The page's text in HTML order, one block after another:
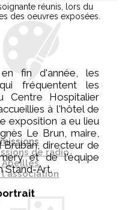
de radio
Abeilles
réunis, lors du
des oeuvres exposées.
fin d'année, les
fréquentent les
Centre Hospitalier
à l'hôtel de
exposition a eu lieu
Le Brun, maire,
directeur de
et de l'équipe
Stand-Art.